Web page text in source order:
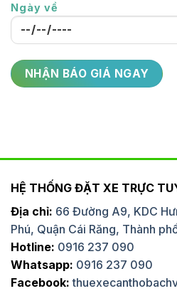
Ngày về
HỆ THỐNG ĐẶT XE TRỰC
Địa chỉ: 66 Đường A9, KDC
Phú, Quận Cái Răng, Thành
Hotline: 0916 237 090
Whatsapp: 0916 237 090
Facebook: